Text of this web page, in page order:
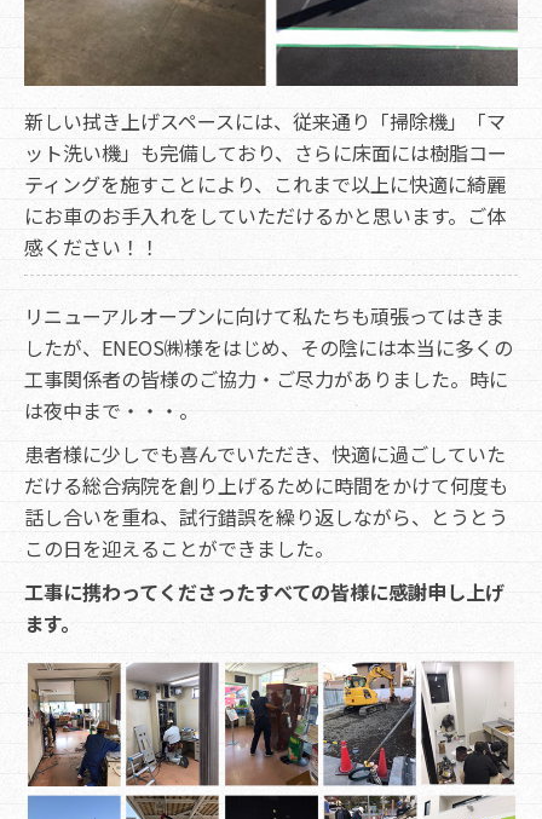
新しい拭き上げスペースには、従来通り「掃除機」「マ
ット洗い機」も完備しており、さらに床面には樹脂コー
ティングを施すことにより、これまで以上に快適に綺麗
にお車のお手入れをしていただけるかと思います。ご体
感ください！！
リニューアルオープンに向けて私たちも頑張ってはきま
したが、ENEOS㈱様をはじめ、その陰には本当に多くの
工事関係者の皆様のご協力・ご尽力がありました。時に
は夜中まで・・・。
患者様に少しでも喜んでいただき、快適に過ごしていた
だける総合病院を創り上げるために時間をかけて何度も
話し合いを重ね、試行錯誤を繰り返しながら、とうとう
この日を迎えることができました。
工事に携わってくださったすべての皆様に感謝申し上げ
ます。